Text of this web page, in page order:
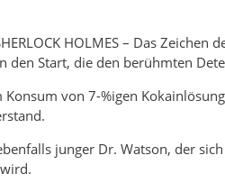
HOLMES – Das
den Start, die den berühmten
von 7-%igen
junger Dr. Watson, der